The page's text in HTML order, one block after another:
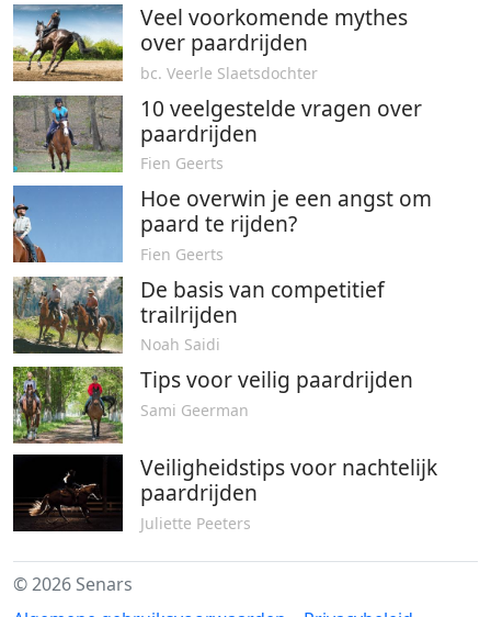
Veel voorkomende mythes
over paardrijden
bc. Veerle Slaetsdochter
10 veelgestelde vragen over
paardrijden
Fien Geerts
Hoe overwin je een angst om
paard te rijden?
Fien Geerts
De basis van competitief
trailrijden
Noah Saidi
Tips voor veilig paardrijden
Sami Geerman
Veiligheidstips voor nachtelijk
paardrijden
Juliette Peeters
© 2026 Senars